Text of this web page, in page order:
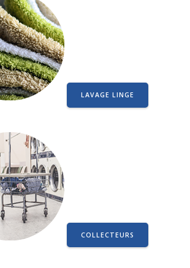
LAVAGE LINGE
COLLECTEURS